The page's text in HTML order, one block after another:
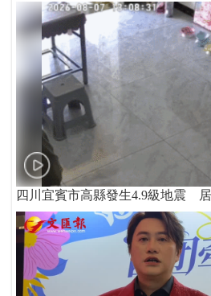
四川宜賓市高縣發生4.9級地震